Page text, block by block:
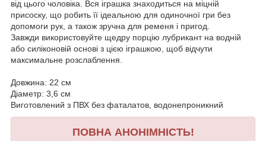
від цього чоловіка. Вся іграшка знаходиться на міцній
присоску, що робить її ідеальною для одиночної гри без
допомоги рук, а також зручна для ременя і пригод.
Завжди використовуйте щедру порцію лубрикант на водній
або силіконовій основі з цією іграшкою, щоб відчути
максимальне розслаблення.
Довжина: 22 см
Діаметр: 3,6 см
Виготовлений з ПВХ без фаталатов, водонепроникний
ПОВНА АНОНІМНІСТЬ!